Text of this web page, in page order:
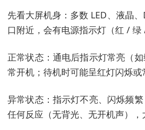
先看大屏机身：多数 LED、液晶
口附近，会有电源指示灯（红 / 绿 /
正常状态：通电后指示灯常亮（
常开机；待机时可能呈红灯闪烁或
异常状态：指示灯不亮、闪烁频
任何反应（无背光、无开机声），